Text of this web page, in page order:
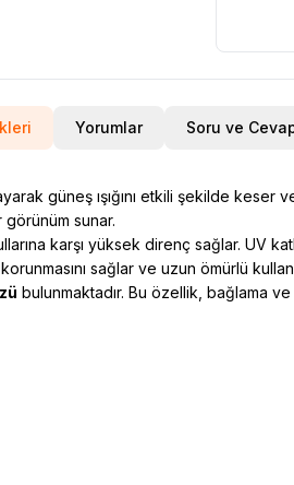
Yorumlar Soru ve
güneş ışığını etkili şekilde keser
sunar.
karşı yüksek direnç sağlar. UV
sağlar ve uzun ömürlü
bulunmaktadır. Bu özellik, bağlama